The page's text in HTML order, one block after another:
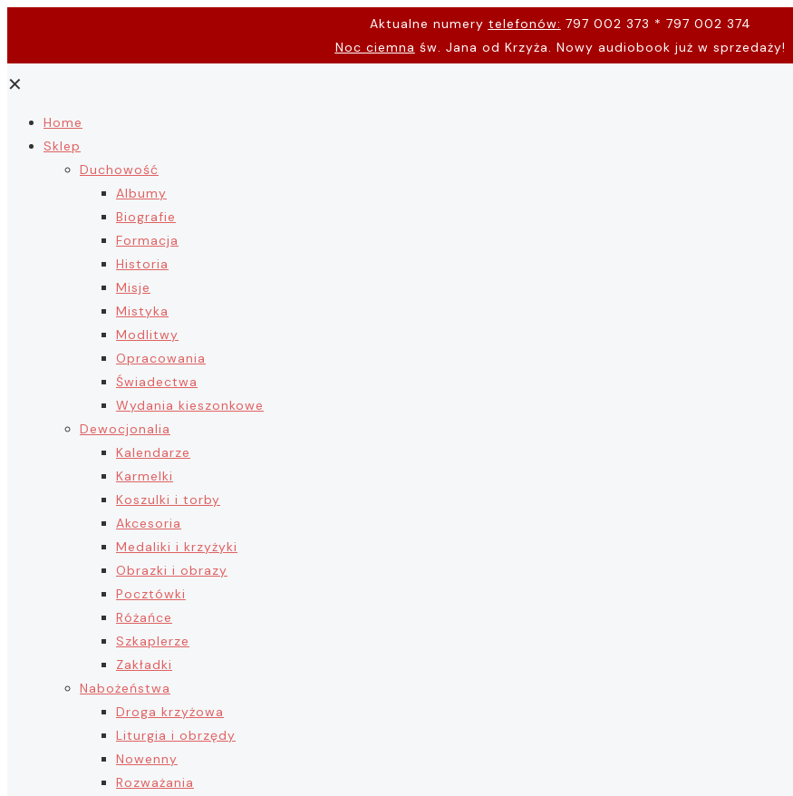
Aktualne numery telefonów: 797 002 373 * 797 002 374
Noc ciemna św. Jana od Krzyża. Nowy audiobook już w sprzedaży!
✕
Home
Sklep
Duchowość
Albumy
Biografie
Formacja
Historia
Misje
Mistyka
Modlitwy
Opracowania
Świadectwa
Wydania kieszonkowe
Dewocjonalia
Kalendarze
Karmelki
Koszulki i torby
Akcesoria
Medaliki i krzyżyki
Obrazki i obrazy
Pocztówki
Różańce
Szkaplerze
Zakładki
Nabożeństwa
Droga krzyżowa
Liturgia i obrzędy
Nowenny
Rozważania